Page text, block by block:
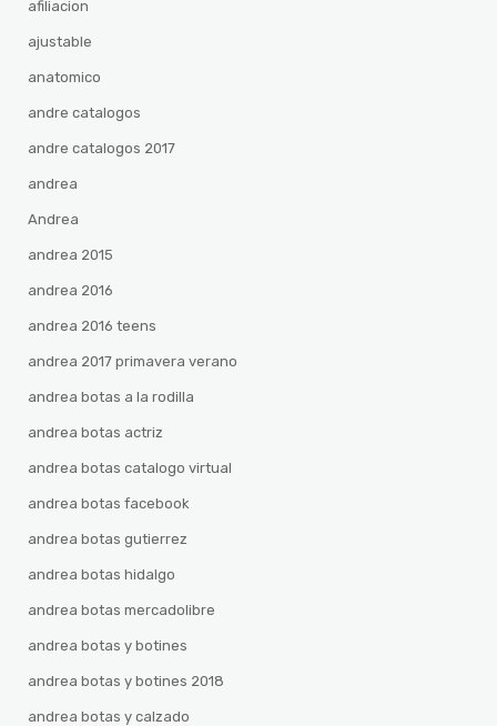
afiliacion
ajustable
anatomico
andre catalogos
andre catalogos 2017
andrea
Andrea
andrea 2015
andrea 2016
andrea 2016 teens
andrea 2017 primavera verano
andrea botas a la rodilla
andrea botas actriz
andrea botas catalogo virtual
andrea botas facebook
andrea botas gutierrez
andrea botas hidalgo
andrea botas mercadolibre
andrea botas y botines
andrea botas y botines 2018
andrea botas y calzado